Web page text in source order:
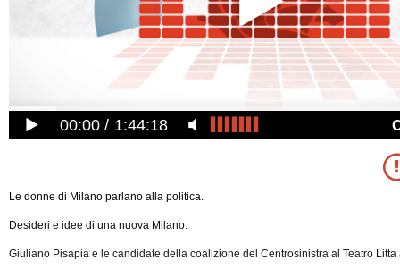
00:00 1:44:18
Le donne di Milano parlano alla politica.
Desideri e idee di una nuova Milano.
Giuliano Pisapia e le candidate della coalizione del Centrosinistra al Teatro Litta